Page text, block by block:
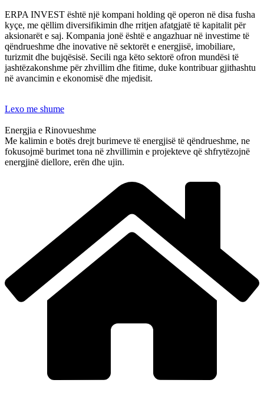
ERPA INVEST është një kompani holding që operon në disa fusha
kyçe, me qëllim diversifikimin dhe rritjen afatgjatë të kapitalit për
aksionarët e saj. Kompania jonë është e angazhuar në investime të
qëndrueshme dhe inovative në sektorët e energjisë, imobiliare,
turizmit dhe bujqësisë. Secili nga këto sektorë ofron mundësi të
jashtëzakonshme për zhvillim dhe fitime, duke kontribuar gjithashtu
në avancimin e ekonomisë dhe mjedisit.
Lexo me shume
Energjia e Rinovueshme
Me kalimin e botës drejt burimeve të energjisë të qëndrueshme, ne
fokusojmë burimet tona në zhvillimin e projekteve që shfrytëzojnë
energjinë diellore, erën dhe ujin.